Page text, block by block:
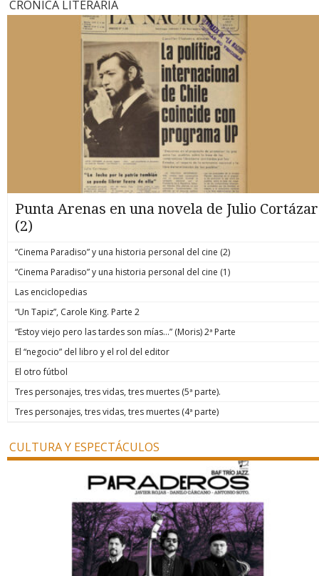
CRÓNICA LITERARIA
Punta Arenas en una novela de Julio Cortázar
(2)
“Cinema Paradiso” y una historia personal del cine (2)
“Cinema Paradiso” y una historia personal del cine (1)
Las enciclopedias
“Un Tapiz”, Carole King. Parte 2
“Estoy viejo pero las tardes son mías…” (Moris) 2ª Parte
El “negocio” del libro y el rol del editor
El otro fútbol
Tres personajes, tres vidas, tres muertes (5ª parte).
Tres personajes, tres vidas, tres muertes (4ª parte)
CULTURA Y ESPECTÁCULOS